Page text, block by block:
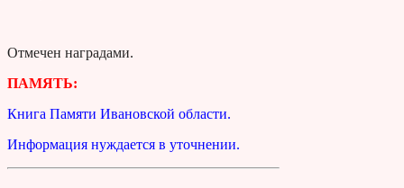
Отмечен наградами.
ПАМЯТЬ:
Книга Памяти Ивановской области.
Информация нуждается в уточнении.